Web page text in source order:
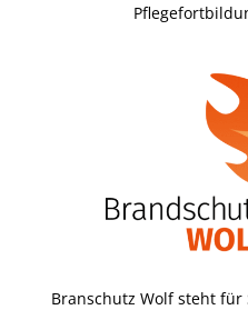
Branschutz Wolf steht